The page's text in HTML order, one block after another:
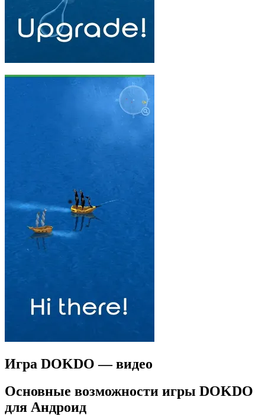
Игра DOKDO — видео
Основные возможности игры DOKDO
для Андроид